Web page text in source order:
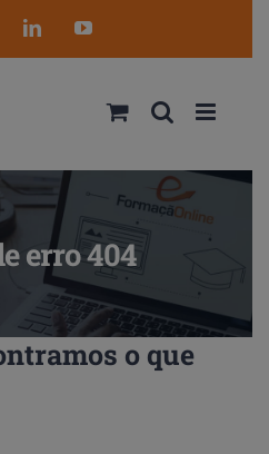
LinkedInYouTube
erro 404
o que